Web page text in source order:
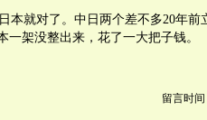
本就对了。中日两个差不多20年前
一架没整出来，花了一大把子钱。
留言时间